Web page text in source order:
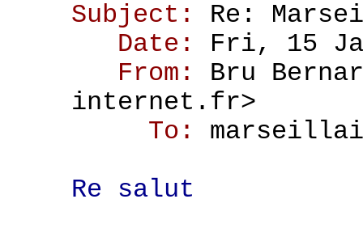
Subject: Re:
Date: Fri, 15
From: Bru
internet.fr>
To:
Re salut